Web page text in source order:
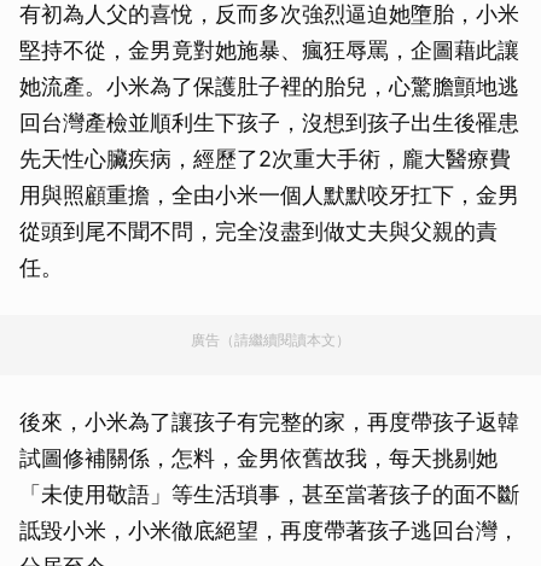
有初為人父的喜悅，反而多次強烈逼迫她墮胎，小米
堅持不從，金男竟對她施暴、瘋狂辱罵，企圖藉此讓
她流產。小米為了保護肚子裡的胎兒，心驚膽顫地逃
回台灣產檢並順利生下孩子，沒想到孩子出生後罹患
先天性心臟疾病，經歷了2次重大手術，龐大醫療費
用與照顧重擔，全由小米一個人默默咬牙扛下，金男
從頭到尾不聞不問，完全沒盡到做丈夫與父親的責
任。
廣告（請繼續閱讀本文）
後來，小米為了讓孩子有完整的家，再度帶孩子返韓
試圖修補關係，怎料，金男依舊故我，每天挑剔她
「未使用敬語」等生活瑣事，甚至當著孩子的面不斷
詆毀小米，小米徹底絕望，再度帶著孩子逃回台灣，